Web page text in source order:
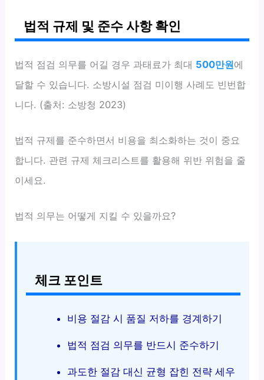
법적 규제 및 준수 사항 확인
법적 점검 의무를 어길 경우 과태료가 최대 500만원에
달할 수 있습니다. 소방시설 점검 미이행 사례도 빈번합
니다. (출처: 소방청 2023)
법적 규제를 준수하면서 비용을 최소화하는 것이 중요
합니다. 관련 규제 체크리스트를 활용해 위반 위험을 줄
이세요.
법적 의무는 어떻게 지킬 수 있을까요?
체크 포인트
비용 절감 시 품질 저하를 경계하기
법적 점검 의무를 반드시 준수하기
과도한 절감 대신 균형 잡힌 전략 세우